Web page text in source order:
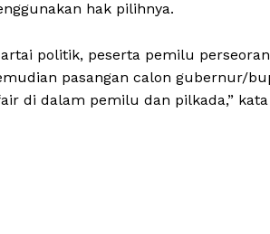
hak pilihnya.
politik, peserta pemilu
pasangan calon gubernur/
di dalam pemilu dan pilkada,” kata